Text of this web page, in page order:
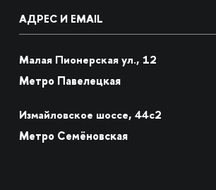
АДРЕС И EMAIL
Малая Пионерская ул., 12
Метро Павелецкая
Измайловское шоссе, 44с2
Метро Семёновская